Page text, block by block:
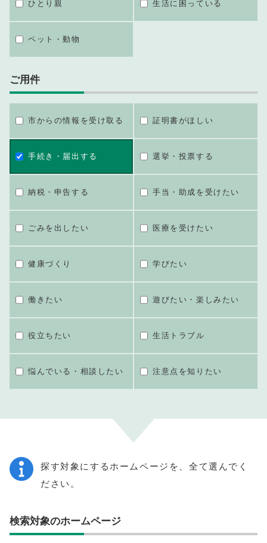
ひとり親 生活に困っている
ペット・動物
ご用件
市からの情報を受け取る 証明書がほしい
手続き・届出する 選挙・投票する
納税・申告する 手当・助成を受けたい
ごみを出したい 医療を受けたい
健康づくり 学びたい
働きたい 遊びたい・楽しみたい
役立ちたい 生活トラブル
悩んでいる・相談したい 注意点を知りたい
探す対象にするホームページを、全て選んでく
ださい。
検索対象のホームページ